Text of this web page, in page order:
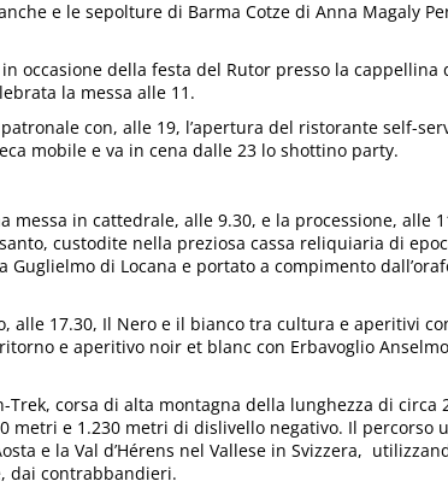
e le sepolture di Barma Cotze di Anna Magaly
occasione della festa del Rutor presso la cappellina
la messa alle 11.
con, alle 19, l’apertura del ristorante self-
mobile e va in cena dalle 23 lo shottino party.
messa in cattedrale, alle 9.30, e la processione, alle
custodite nella preziosa cassa reliquiaria di
Guglielmo di Locana e portato a compimento
alle 17.30, Il Nero e il bianco tra cultura e aperitivi
e aperitivo noir et blanc con Erbavoglio
Trek, corsa di alta montagna della lunghezza di circa
metri e 1.230 metri di dislivello negativo. Il percorso
e la Val d’Hérens nel Vallese in Svizzera,
dai contrabbandieri.